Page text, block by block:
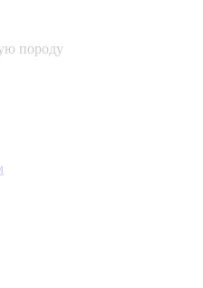
породу